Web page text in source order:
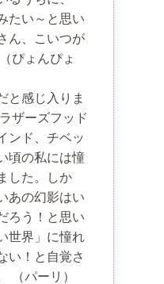
たい～と思い
ん、こいつが
（ぴょんぴょ
と感じ入りま
ザーズフッド
ンド、チベッ
頃の私には憧
した。しか
あの幻影はい
ろう！と思い
世界」に憧れ
い！と自覚さ
（パーリ）